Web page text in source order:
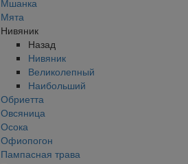
Мшанка
Мята
Нивяник
Назад
Нивяник
Великолепный
Наибольший
Обриетта
Овсяница
Осока
Офиопогон
Пампасная трава